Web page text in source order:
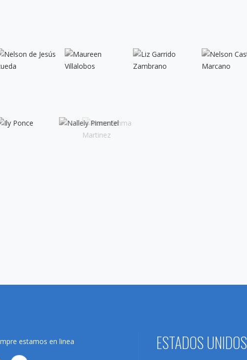
estamos en linea ESTADOS UNIDOS